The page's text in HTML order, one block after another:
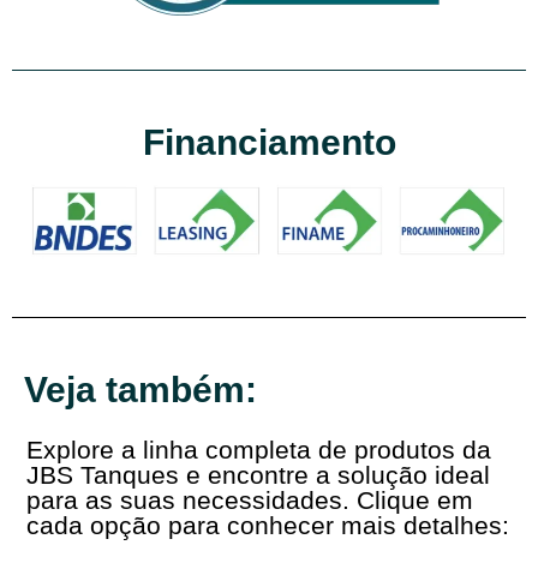
Financiamento
Veja também:
Explore a linha completa de produtos da
JBS Tanques e encontre a solução ideal
para as suas necessidades. Clique em
cada opção para conhecer mais detalhes: